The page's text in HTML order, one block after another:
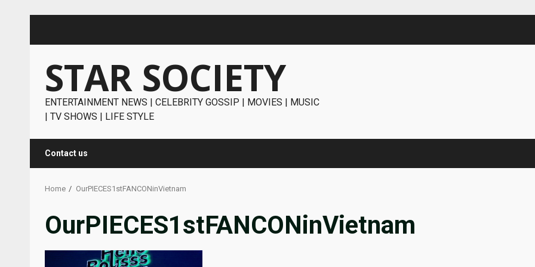
STAR SOCIETY
ENTERTAINMENT NEWS | CELEBRITY GOSSIP | MOVIES | MUSIC
| TV SHOWS | LIFE STYLE
Contact us
Home OurPIECES1stFANCONinVietnam
OurPIECES1stFANCONinVietnam